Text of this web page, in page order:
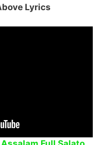
Lyrics